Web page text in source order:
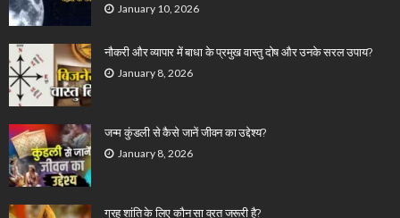
January 10, 2026
नौकरी और व्यापार में बाधा के प्रमुख वास्तु दोष और उनके सरल उपाय?
January 8, 2026
जन्म कुंडली से कैसे जानें जीवन का उद्देश्य?
January 8, 2026
ग्रह शांति के लिए कौन सा व्रत जरूरी है?